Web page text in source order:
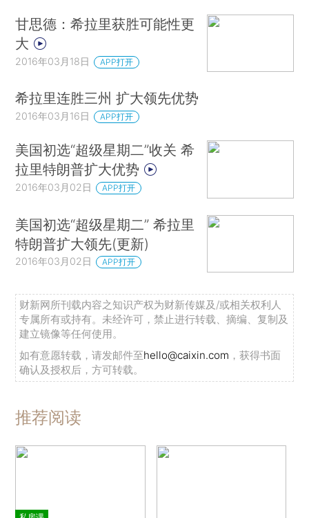
甘思德：希拉里获胜可能性更
大
2016年03月18日 APP打开
希拉里连胜三州 扩大领先优势
2016年03月16日 APP打开
美国初选“超级星期二”收关 希
拉里特朗普扩大优势
2016年03月02日 APP打开
美国初选“超级星期二” 希拉里
特朗普扩大领先(更新)
2016年03月02日 APP打开
财新网所刊载内容之知识产权为财新传媒及/或相关权利人
专属所有或持有。未经许可，禁止进行转载、摘编、复制及
建立镜像等任何使用。
如有意愿转载，请发邮件至hello@caixin.com ，获得书面
确认及授权后，方可转载。
推荐阅读